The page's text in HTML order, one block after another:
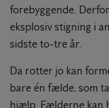
forebyggende.
eksplosiv stigning i
sidste to-tre år.
Da rotter jo kan
bare én fælde, som
hjælp. Fælderne kan